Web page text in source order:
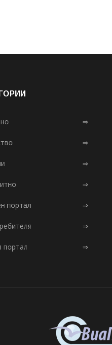
⇒
⇒
⇒
⇒
портал ⇒
⇒
портал ⇒